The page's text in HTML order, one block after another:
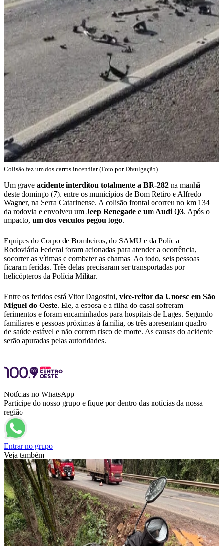
Colisão fez um dos carros incendiar (Foto por Divulgação)
Um grave acidente interditou totalmente a BR-282 na manhã
deste domingo (7), entre os municípios de Bom Retiro e Alfredo
Wagner, na Serra Catarinense. A colisão frontal ocorreu no km 134
da rodovia e envolveu um Jeep Renegade e um Audi Q3. Após o
impacto, um dos veículos pegou fogo.
Equipes do Corpo de Bombeiros, do SAMU e da Polícia
Rodoviária Federal foram acionadas para atender a ocorrência,
socorrer as vítimas e combater as chamas. Ao todo, seis pessoas
ficaram feridas. Três delas precisaram ser transportadas por
helicópteros da Polícia Militar.
Entre os feridos está Vitor Dagostini, vice-reitor da Unoesc em São
Miguel do Oeste. Ele, a esposa e a filha do casal sofreram
ferimentos e foram encaminhados para hospitais de Lages. Segundo
familiares e pessoas próximas à família, os três apresentam quadro
de saúde estável e não correm risco de morte. As causas do acidente
serão apuradas pelas autoridades.
Notícias no WhatsApp
Participe do nosso grupo e fique por dentro das notícias da nossa
região
Entrar no grupo
Veja também